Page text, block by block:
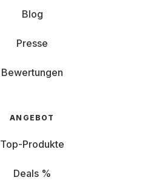
Blog
Presse
Bewertungen
ANGEBOT
Top-Produkte
Deals %